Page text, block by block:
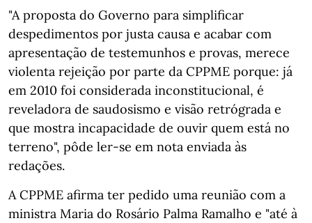
"A proposta do Governo para simplificar
despedimentos por justa causa e acabar com
apresentação de testemunhos e provas, merece
violenta rejeição por parte da CPPME porque: já
em 2010 foi considerada inconstitucional, é
reveladora de saudosismo e visão retrógrada e
que mostra incapacidade de ouvir quem está no
terreno", pôde ler-se em nota enviada às
redações.
A CPPME afirma ter pedido uma reunião com a
ministra Maria do Rosário Palma Ramalho e "até à